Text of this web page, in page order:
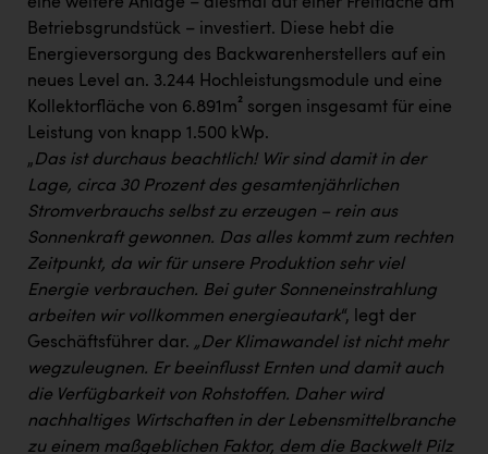
eine weitere Anlage – diesmal auf einer Freifläche am
Betriebsgrundstück – investiert. Diese hebt die
Energieversorgung des Backwarenherstellers auf ein
neues Level an. 3.244 Hochleistungsmodule und eine
Kollektorfläche von 6.891m² sorgen insgesamt für eine
Leistung von knapp 1.500 kWp.
„Das ist durchaus beachtlich! Wir sind damit in der
Lage, circa 30 Prozent des gesamtenjährlichen
Stromverbrauchs selbst zu erzeugen – rein aus
Sonnenkraft gewonnen. Das alles kommt zum rechten
Zeitpunkt, da wir für unsere Produktion sehr viel
Energie verbrauchen. Bei guter Sonneneinstrahlung
arbeiten wir vollkommen energieautark“, legt der
Geschäftsführer dar. „Der Klimawandel ist nicht mehr
wegzuleugnen. Er beeinflusst Ernten und damit auch
die Verfügbarkeit von Rohstoffen. Daher wird
nachhaltiges Wirtschaften in der Lebensmittelbranche
zu einem maßgeblichen Faktor, dem die Backwelt Pilz